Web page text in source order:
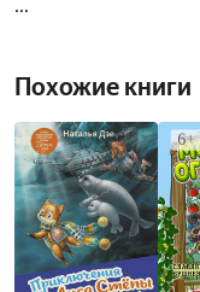
...
Похожие книги